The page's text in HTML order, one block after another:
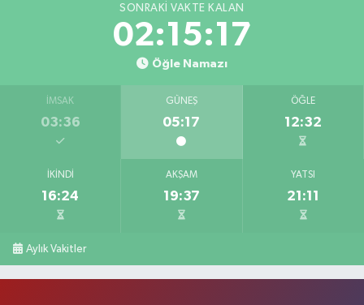
SONRAKI VAKTE KALAN
02:15:16
Öğle Namazı
İMSAK
03:36
GÜNEŞ
05:17
ÖĞLE
12:32
İKINDI
16:24
AKŞAM
19:37
YATSI
21:11
Aylık Vakitler